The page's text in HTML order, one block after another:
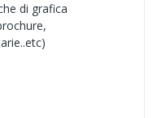
di grafica